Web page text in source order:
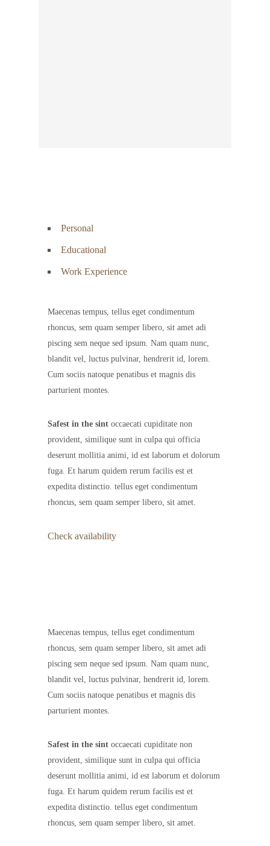
Personal
Educational
Work Experience
Maecenas tempus, tellus eget condimentum
rhoncus, sem quam semper libero, sit amet adi
piscing sem neque sed ipsum. Nam quam nunc,
blandit vel, luctus pulvinar, hendrerit id, lorem.
Cum sociis natoque penatibus et magnis dis
parturient montes.
Safest in the sint occaecati cupiditate non
provident, similique sunt in culpa qui officia
deserunt mollitia animi, id est laborum et dolorum
fuga. Et harum quidem rerum facilis est et
expedita distinctio. tellus eget condimentum
rhoncus, sem quam semper libero, sit amet.
Check availability
Maecenas tempus, tellus eget condimentum
rhoncus, sem quam semper libero, sit amet adi
piscing sem neque sed ipsum. Nam quam nunc,
blandit vel, luctus pulvinar, hendrerit id, lorem.
Cum sociis natoque penatibus et magnis dis
parturient montes.
Safest in the sint occaecati cupiditate non
provident, similique sunt in culpa qui officia
deserunt mollitia animi, id est laborum et dolorum
fuga. Et harum quidem rerum facilis est et
expedita distinctio. tellus eget condimentum
rhoncus, sem quam semper libero, sit amet.